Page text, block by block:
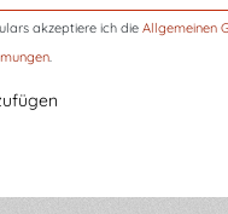
akzeptiere ich die Allgemeinen
.